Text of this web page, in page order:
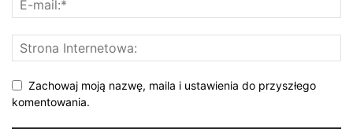
Zachowaj moją nazwę, maila i ustawienia do przyszłego
komentowania.